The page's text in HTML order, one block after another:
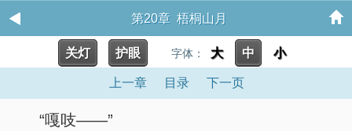
第20章 梧桐山月
关灯 护眼 字体： 大 中 小
上一章 目录 下一页
“嘎吱——”